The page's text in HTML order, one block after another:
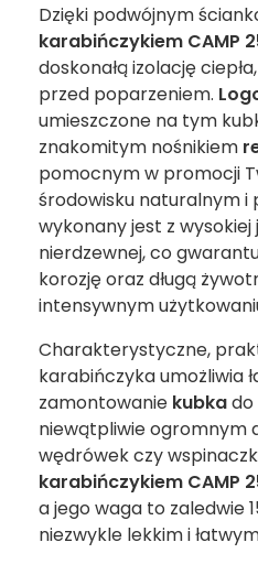
Dzięki podwójnym
karabińczykiem CAMP
doskonałą izolację
przed poparzeniem.
umieszczone na tym
znakomitym nośnikiem
pomocnym w promocji
środowisku naturalnym i
wykonany jest z wysokiej
nierdzewnej, co
korozję oraz długą
intensywnym
Charakterystyczne,
karabińczyka umożliwia
zamontowanie kubkado
niewątpliwie ogromnym
wędrówek czy
karabińczykiem CAMP
a jego waga to zaledwie
niezwykle lekkim i